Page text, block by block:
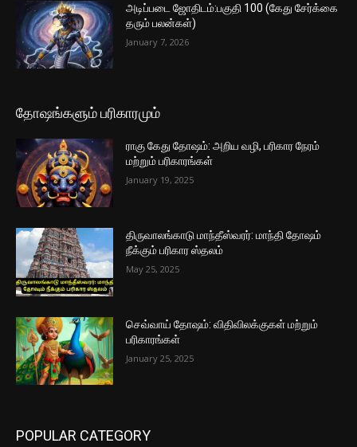
அடிப்படை ஜோதிடம்:பகுதி 100 (கேது சேர்க்கை
தரும் பலன்கள்)
January 7, 2026
தோஷங்களும் பரிகாரமும்
ராகு கேது தோஷம்: அறிய வழி, பரிகார நேரம்
மற்றும் பரிகாரங்கள்
January 19, 2025
திருவாலங்காடு மாந்தீஸ்வரர்: மாந்தி தோஷம்
நீக்கும் பரிகார ஸ்தலம்
May 25, 2025
செவ்வாய் தோஷம்: விதிவிலக்குகள் மற்றும்
பரிகாரங்கள்
January 25, 2025
POPULAR CATEGORY